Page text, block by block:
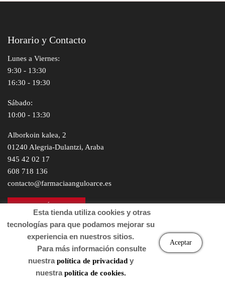
Horario y Contacto
Lunes a Viernes:
9:30 - 13:30
16:30 - 19:30
Sábado:
10:00 - 13:30
Alborkoin kalea, 2
01240 Alegria-Dulantzi, Araba
945 42 02 17
608 718 136
contacto@farmaciaanguloarce.es
UBICACIÓN MAPS
Venta de Medicamentos
Farmacia Angulo Arce | Nº autorización 010027
Ldo. Javier Angulo Arce y Lda. Amaia Angulo Arce | Colegiad@
nª 0972 y 1177 COF Alava
Esta tienda utiliza cookies y otras
tecnologías para que podamos mejorar su
experiencia en nuestros sitios.
Para más información consulte
nuestrapolítica de privacidady
nuestrapolítica de cookies.
Aceptar